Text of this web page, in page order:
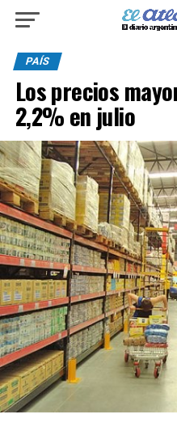
PAÍS
Los precios
2,2% en julio